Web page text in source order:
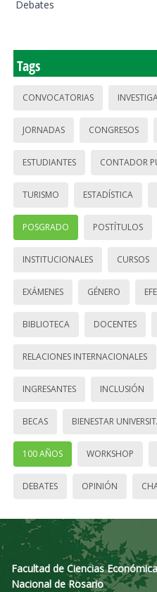
Debates
Tags
CONVOCATORIAS
JORNADAS CONGRESOS
ESTUDIANTES CONTADOR
TURISMO ESTADÍSTICA
POSGRADO POSTÍTULOS
INSTITUCIONALES CURSOS
EXÁMENES GÉNERO
BIBLIOTECA DOCENTES
RELACIONES INTERNACIONALES
INGRESANTES INCLUSIÓN
BECAS BIENESTAR
100 AÑOS WORKSHOP
DEBATES OPINIÓN
Facultad de Ciencias
Nacional de Rosario